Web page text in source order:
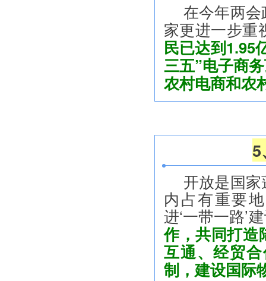
在今年两
家更进一步重
民已达到1.95
三五”电子商
农村电商和农
开放是国
内占有重要
进‘一带一路’
作，共同打造
互通、经贸
制，建设国际